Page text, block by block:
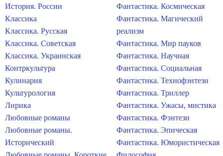
История. России
Классика
Классика. Русская
Классика. Советская
Классика. Украинская
Контркультура
Кулинария
Культурология
Лирика
Любовные романы
Любовные романы.
Исторический
Фантастика. Космическая
Фантастика. Магический
реализм
Фантастика. Мир пауков
Фантастика. Научная
Фантастика. Социальная
Фантастика. Технофэнтези
Фантастика. Триллер
Фантастика. Ужасы, мистика
Фантастика. Фэнтези
Фантастика. Эпическая
Фантастика. Юмористическая